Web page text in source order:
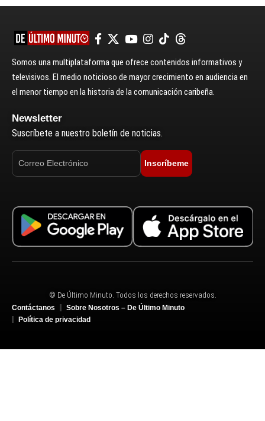
Somos una multiplataforma que ofrece contenidos informativos y
televisivos. El medio noticioso de mayor crecimiento en audiencia en
el menor tiempo en la historia de la comunicación caribeña.
Newsletter
Suscríbete a nuestro boletín de noticias.
Inscríbeme
© De Último Minuto. Todos los derechos reservados.
Contáctanos
Sobre Nosotros – De Último Minuto
Política de privacidad